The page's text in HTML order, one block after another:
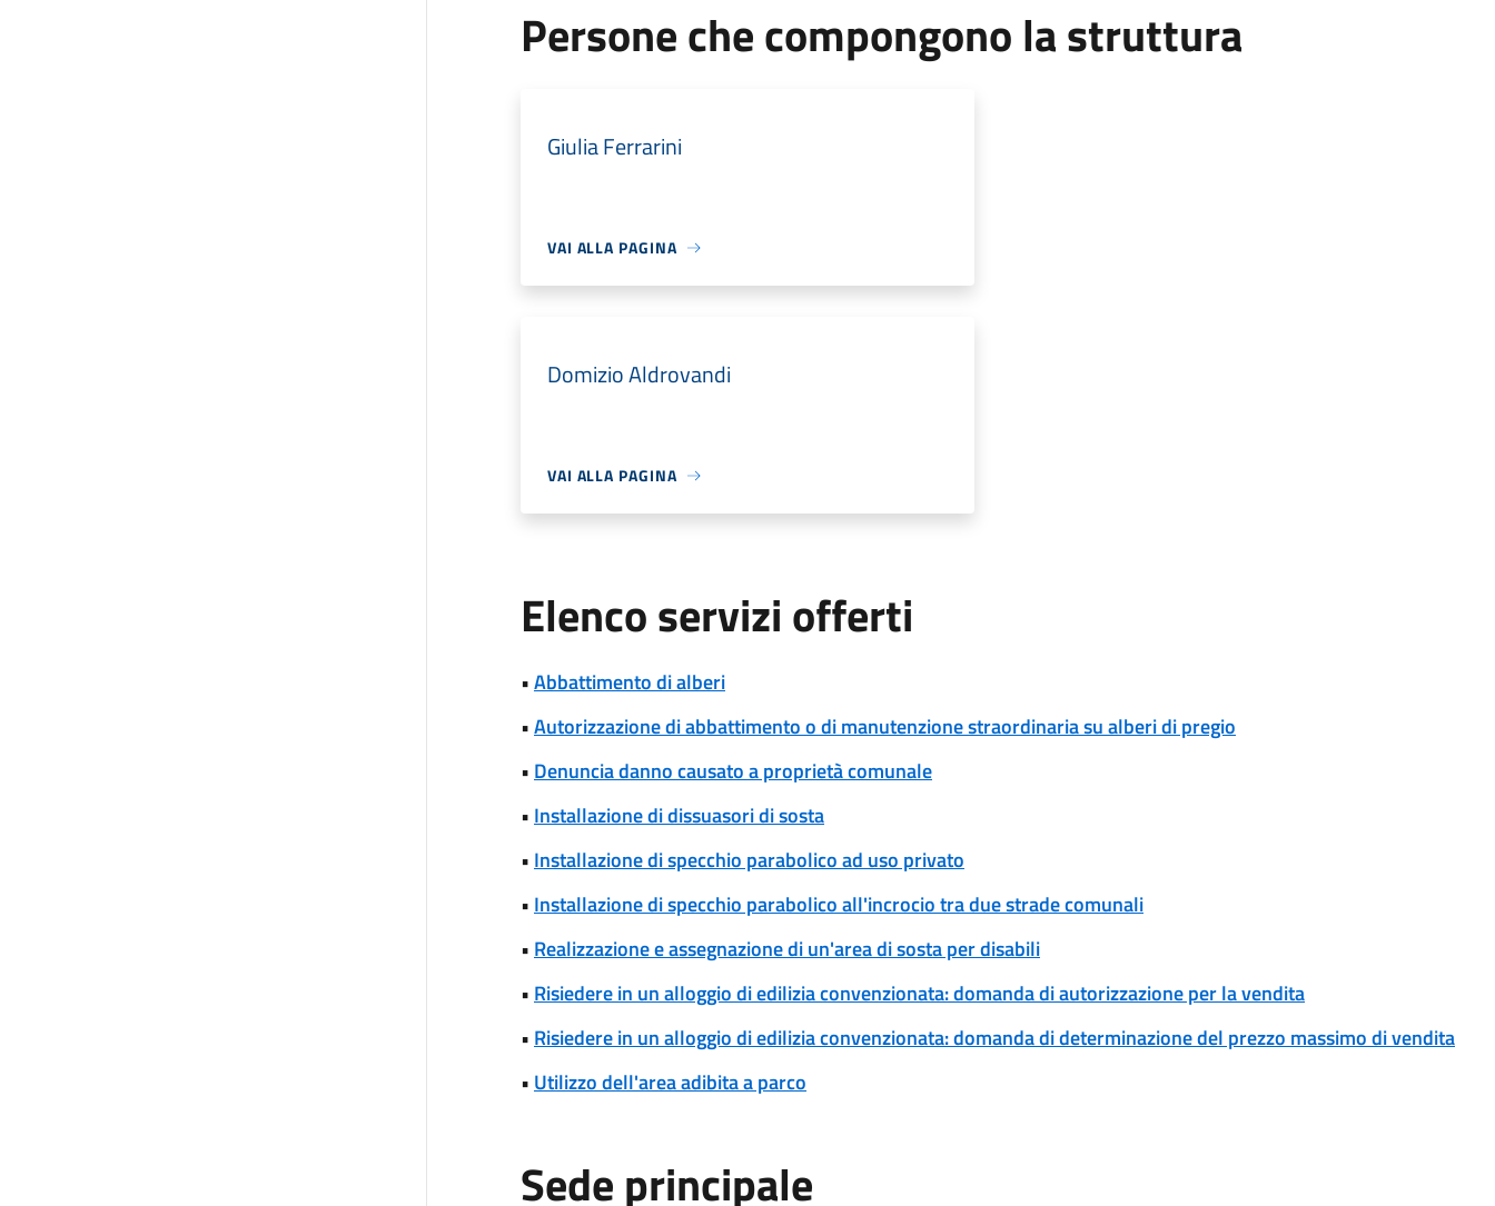
Persone che compongono la struttura
Giulia Ferrarini
VAI ALLA PAGINA
Domizio Aldrovandi
VAI ALLA PAGINA
Elenco servizi offerti
•Abbattimento di alberi
•Autorizzazione di abbattimento o di manutenzione straordinaria su alberi di pregio
• Denuncia danno causato a proprietà comunale
• Installazione di dissuasori di sosta
• Installazione di specchio parabolico ad uso privato
• Installazione di specchio parabolico all'incrocio tra due strade comunali
• Realizzazione e assegnazione di un'area di sosta per disabili
• Risiedere in un alloggio di edilizia convenzionata: domanda di autorizzazione per la vendita
• Risiedere in un alloggio di edilizia convenzionata: domanda di determinazione del prezzo massimo di vendita
• Utilizzo dell'area adibita a parco
Sede principale